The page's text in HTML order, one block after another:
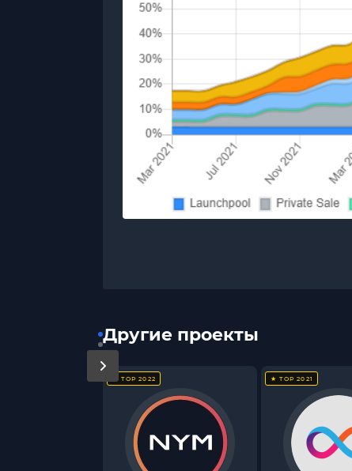
Другие проекты
★ TOP 2022 ★ TOP 2021